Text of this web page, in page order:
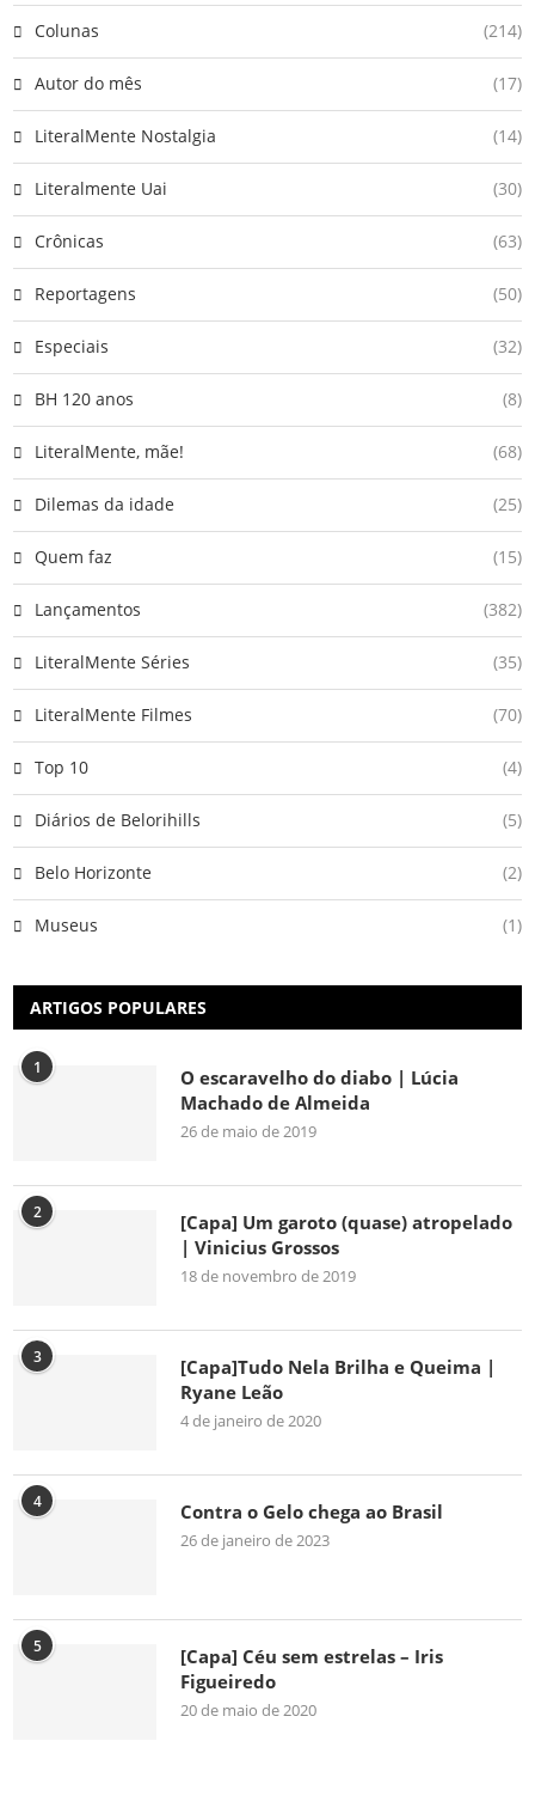
Colunas (214)
Autor do mês (17)
LiteralMente Nostalgia (14)
Literalmente Uai (30)
Crônicas (63)
Reportagens (50)
Especiais (32)
BH 120 anos (8)
LiteralMente, mãe! (68)
Dilemas da idade (25)
Quem faz (15)
Lançamentos (382)
LiteralMente Séries (35)
LiteralMente Filmes (70)
Top 10 (4)
Diários de Belorihills (5)
Belo Horizonte (2)
Museus (1)
ARTIGOS POPULARES
1
O escaravelho do diabo | Lúcia
Machado de Almeida
26 de maio de 2019
2
[Capa] Um garoto (quase) atropelado
| Vinicius Grossos
18 de novembro de 2019
3
[Capa]Tudo Nela Brilha e Queima |
Ryane Leão
4 de janeiro de 2020
4 Contra o Gelo chega ao Brasil
26 de janeiro de 2023
5
[Capa] Céu sem estrelas – Iris
Figueiredo
20 de maio de 2020